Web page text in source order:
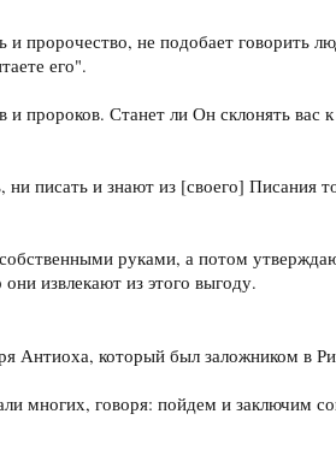
пророчество, не подобает говорить
его".
и пророков. Станет ли Он склонять
писать и знают из [своего]
руками, а потом
извлекают из этого выгоду.
Антиоха, который был заложником в
многих, говоря: пойдем и заключим